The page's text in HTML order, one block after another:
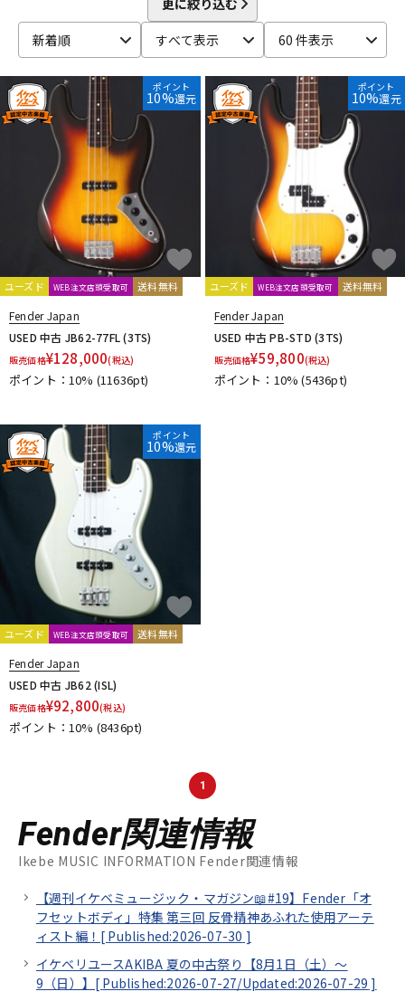
新着順
すべて表示 60 件表示
ポイント
10%還元
ユーズド WEB注文店頭受取可 送料無料
Fender Japan
USED 中古 JB62-77FL (3TS)
販売価格¥128,000(税込)
ポイント：10% (11636pt)
ポイント
10%還元
ユーズド WEB注文店頭受取可 送料無料
Fender Japan
USED 中古 PB-STD (3TS)
販売価格¥59,800(税込)
ポイント：10%(5436pt)
ポイント
10%還元
ユーズド WEB注文店頭受取可 送料無料
Fender Japan
USED 中古 JB62 (ISL)
販売価格¥92,800(税込)
ポイント：10% (8436pt)
1
Fender関連情報
Ikebe MUSIC INFORMATION Fender関連情報
【週刊イケベミュージック・マガジン📖#19】Fender「オ
フセットボディ」特集 第三回 反骨精神あふれた使用アーテ
ィスト編！[ Published:2026-07-30 ]
イケベリユースAKIBA 夏の中古祭り【8月1日（土）～
9（日）】[ Published:2026-07-27/Updated:2026-07-29 ]